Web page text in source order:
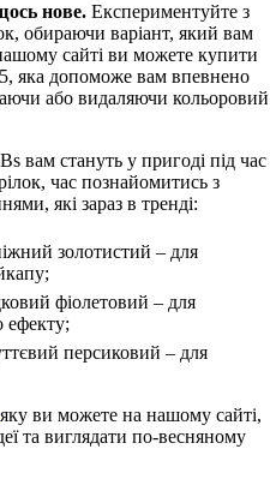
нове. Експериментуйте з
обираючи варіант, який вам
сайті ви можете купити
яка допоможе вам впевнено
або видаляючи кольоровий
вам стануть у пригоді під час
час познайомитись з
які зараз в тренді:
золотистий – для
фіолетовий – для
ефекту;
персиковий – для
яку ви можете на нашому сайті,
та виглядати по-весняному